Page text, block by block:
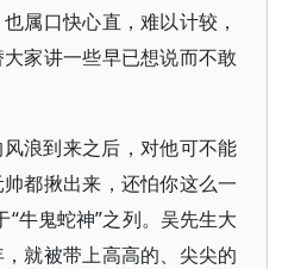
属口快心直，难以计较，
家讲一些早已想说而不敢
浪到来之后，对他可不能
都揪出来，还怕你这么一
牛鬼蛇神”之列。吴先生大
就被带上高高的、尖尖的